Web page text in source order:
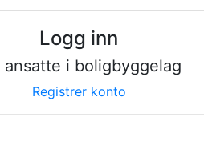
Logg inn
ansatte i boligbyggelag
Registrer konto